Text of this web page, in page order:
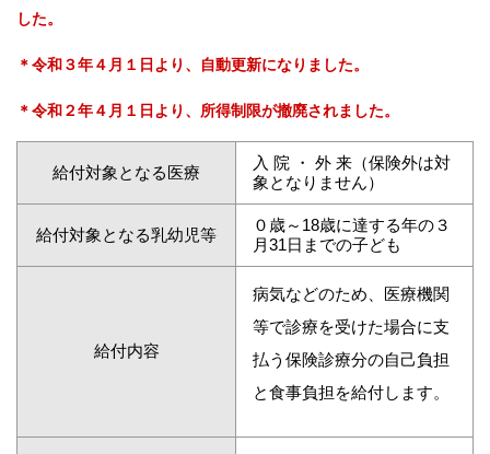
した。
＊令和３年４月１日より、自動更新になりました。
＊令和２年４月１日より、所得制限が撤廃されました。
給付対象となる医療
入 院 ・ 外 来（保険外は対
象となりません）
給付対象となる乳幼児等
０歳～18歳に達する年の３
月31日までの子ども
給付内容
病気などのため、医療機関
等で診療を受けた場合に支
払う保険診療分の自己負担
と食事負担を給付します。